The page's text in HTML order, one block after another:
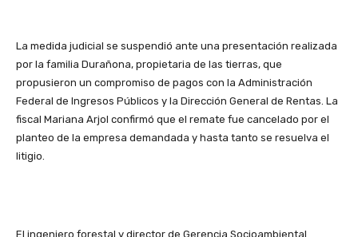
La medida judicial se suspendió ante una presentación realizada
por la familia Durañona, propietaria de las tierras, que
propusieron un compromiso de pagos con la Administración
Federal de Ingresos Públicos y la Dirección General de Rentas. La
fiscal Mariana Arjol confirmó que el remate fue cancelado por el
planteo de la empresa demandada y hasta tanto se resuelva el
litigio.
El ingeniero forestal y director de Gerencia Socioambiental